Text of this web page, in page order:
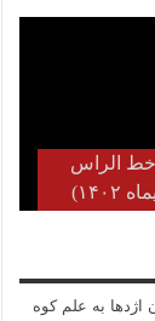
خط الراس
به علم کوه